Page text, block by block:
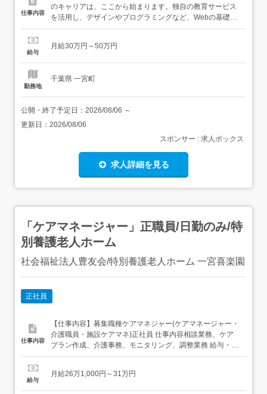
仕事内容
のキャリアは、ここから始まります。独自の教育サービス
を活用し、デザインやプログラミングなど、Webの基礎か
ら丁寧に習得。「やってみたい」という想いを、確かなス
安や悩みにも一人ひとり寄り添いながらサポート。オンラ
給与
月給30万円～50万円
勤務地
千葉県 一宮町
公開・終了予定日： 2026/08/06 ～
更新日： 2026/08/06
スポンサー : 求人ボックス
求人詳細を見る
「ケアマネージャー」正職員/日勤のみ/特
別養護老人ホーム
社会福祉法人豊友会/特別養護老人ホーム 一宮喜楽園
正社員
仕事内容
【仕事内容】募集職種ケアマネジャー(ケアマネージャー・
介護職員・施設ケアマネ)正社員 仕事内容相談業務、ケア
プラン作成、介護事務、モニタリング、調整業務 給与・手
当<給与>月給261,000〜310,000円<給与の備考> その他固
(上限あり)交通費支給月額:30,000円資格手当:30,000...
給与
月給26万1,000円～31万円